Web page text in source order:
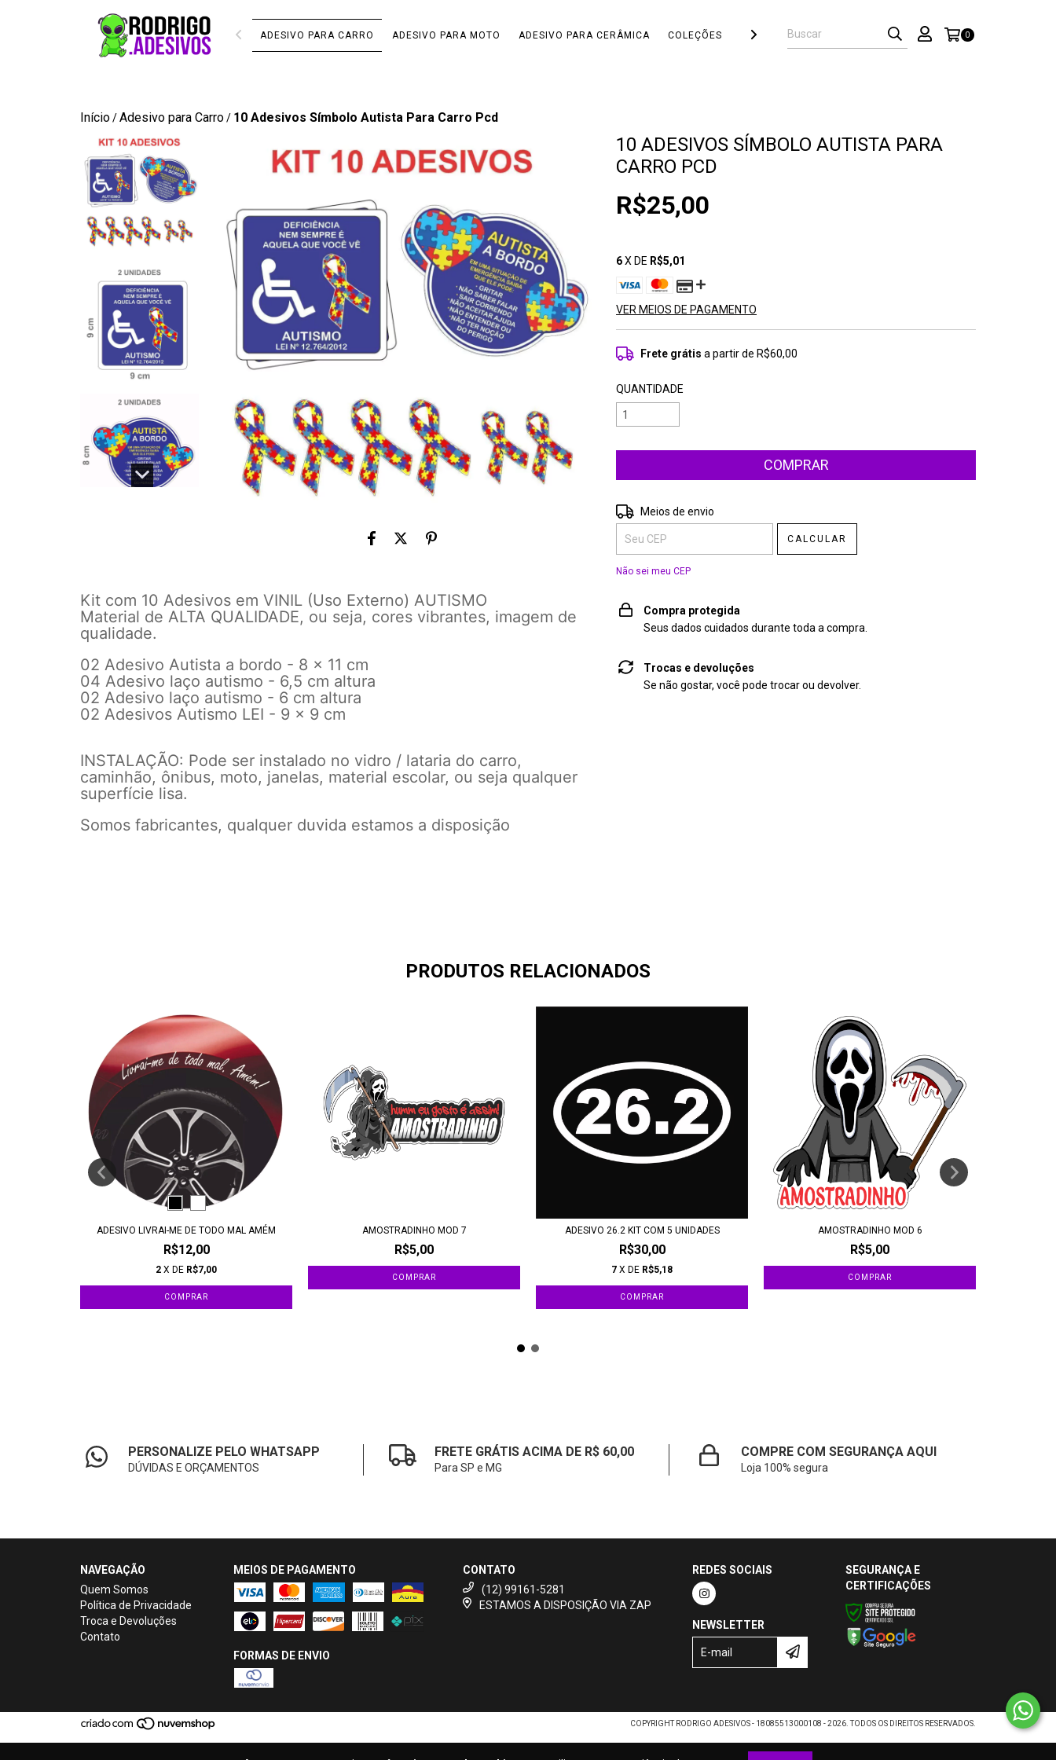
ADESIVO PARA CARRO ADESIVO PARA MOTO ADESIVO PARA CERÂMICA COLEÇÕES PACKS PERSONALIZADOS PAPELARIA HOLOGRÁFICO
0
Início/Adesivo para Carro/ 10 Adesivos Símbolo Autista Para Carro Pcd
Kit com 10 Adesivos em VINIL (Uso Externo) AUTISMO
Material de ALTA QUALIDADE, ou seja, cores vibrantes, imagem de
qualidade.
02 Adesivo Autista a bordo - 8 x 11 cm
04 Adesivo laço autismo - 6,5 cm altura
02 Adesivo laço autismo - 6 cm altura
02 Adesivos Autismo LEI - 9 x 9 cm
INSTALAÇÃO: Pode ser instalado no vidro / lataria do carro,
caminhão, ônibus, moto, janelas, material escolar, ou seja qualquer
superfície lisa.
Somos fabricantes, qualquer duvida estamos a disposição
10 ADESIVOS SÍMBOLO AUTISTA PARA
CARRO PCD
R$25,00
6X DE R$5,01
VER MEIOS DE PAGAMENTO
Frete grátis a partir de R$60,00
QUANTIDADE
Entregas para o CEP:
Meios de envio
CALCULAR
Não sei meu CEP
Compra protegida
Seus dados cuidados durante toda a compra.
Trocas e devoluções
Se não gostar, você pode trocar ou devolver.
PRODUTOS RELACIONADOS
ADESIVO LIVRAI-ME DE TODO MAL AMÉM
R$12,00
2 X DE R$7,00
COMPRAR
AMOSTRADINHO MOD 7
R$5,00
ADESIVO 26.2 KIT COM 5 UNIDADES
R$30,00
7 X DE R$5,18
AMOSTRADINHO MOD 6
R$5,00
PERSONALIZE PELO WHATSAPP
DÚVIDAS E ORÇAMENTOS
FRETE GRÁTIS ACIMA DE R$ 60,00
Para SP e MG
COMPRE COM SEGURANÇA AQUI
Loja 100% segura
NAVEGAÇÃO
Quem Somos
Política de Privacidade
Troca e Devoluções
Contato
MEIOS DE PAGAMENTO
FORMAS DE ENVIO
CONTATO
(12) 99161-5281
ESTAMOS A DISPOSIÇÃO VIA ZAP
REDES SOCIAIS
NEWSLETTER
SEGURANÇA E
CERTIFICAÇÕES
COPYRIGHT RODRIGO ADESIVOS - 18085513000108 - 2026. TODOS OS DIREITOS RESERVADOS.